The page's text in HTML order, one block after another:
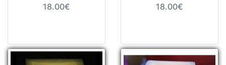
18.00€ 18.00€